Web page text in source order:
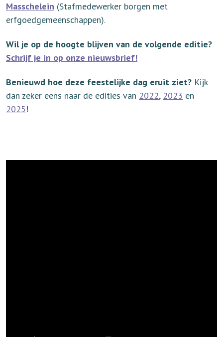
Masschelein (Stafmedewerker borgen met
erfgoedgemeenschappen).
Wil je op de hoogte blijven van de volgende editie?
Schrijf je in op onze nieuwsbrief!
Benieuwd hoe deze feestelijke dag eruit ziet? Kijk
dan zeker eens naar de edities van 2022, 2023 en
2025!